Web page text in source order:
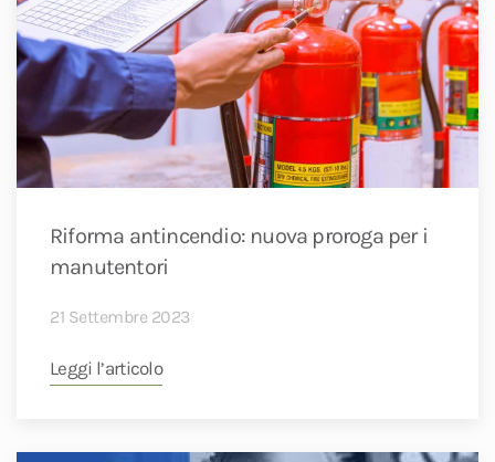
Riforma antincendio: nuova proroga per i
manutentori
21 Settembre 2023
Leggi l’articolo